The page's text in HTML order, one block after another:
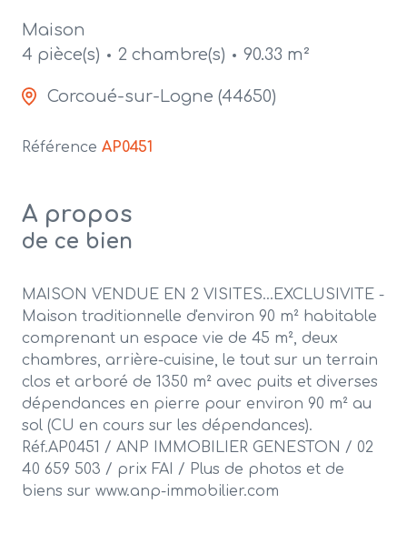
Maison
4 pièce(s)
2 chambre(s) 90.33 m²
Corcoué-sur-Logne (44650)
Référence AP0451
A propos
de ce bien
MAISON VENDUE EN 2 VISITES...EXCLUSIVITE -
Maison traditionnelle d'environ 90 m² habitable
comprenant un espace vie de 45 m², deux
chambres, arrière-cuisine, le tout sur un terrain
clos et arboré de 1350 m² avec puits et diverses
dépendances en pierre pour environ 90 m² au
sol (CU en cours sur les dépendances).
Réf.AP0451 / ANP IMMOBILIER GENESTON / 02
40 659 503 / prix FAI / Plus de photos et de
biens sur www.anp-immobilier.com